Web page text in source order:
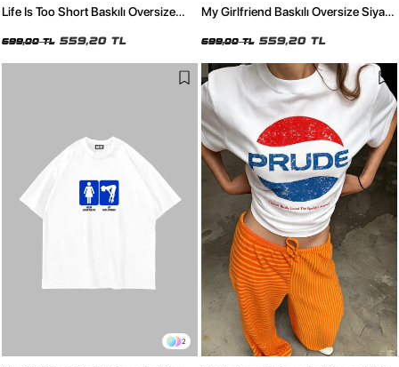
Life Is Too Short Baskılı Oversize
699,00 TL 559,20 TL
My Girlfriend Baskılı Oversize Siyah
699,00 TL 559,20 TL
2